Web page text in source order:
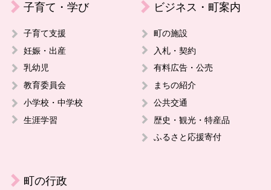
子育て・学び
子育て支援
妊娠・出産
乳幼児
教育委員会
小学校・中学校
生涯学習
ビジネス・町案内
町の施設
入札・契約
有料広告・公売
まちの紹介
公共交通
歴史・観光・特産品
ふるさと応援寄付
町の行政